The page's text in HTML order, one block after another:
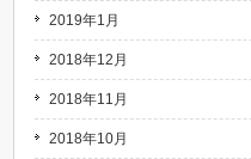
2019年1月
2018年12月
2018年11月
2018年10月